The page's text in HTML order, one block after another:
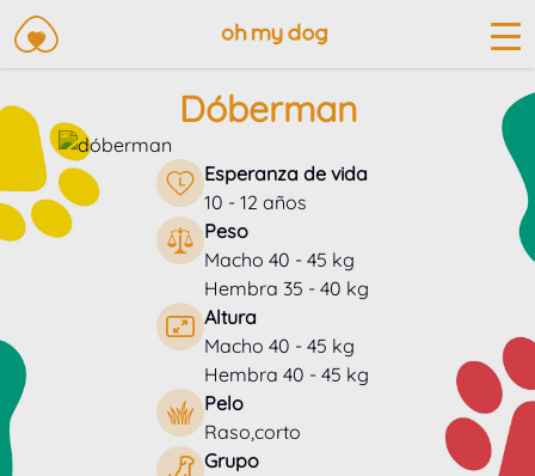
Dóberman
Esperanza de vida
10 - 12 años
Peso
Macho 40 - 45 kg
Hembra 35 - 40 kg
Altura
Macho 40 - 45 kg
Hembra 40 - 45 kg
Pelo
Raso,corto
Grupo